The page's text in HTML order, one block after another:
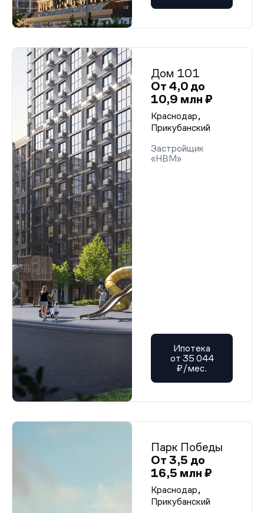
Дом 101
От 4,0 до
10,9 млн ₽
Краснодар,
Прикубанский
Застройщик
«НВМ»
Ипотека
от 35 044
₽/мес.
Парк Победы
От 3,5 до
16,5 млн ₽
Краснодар,
Прикубанский